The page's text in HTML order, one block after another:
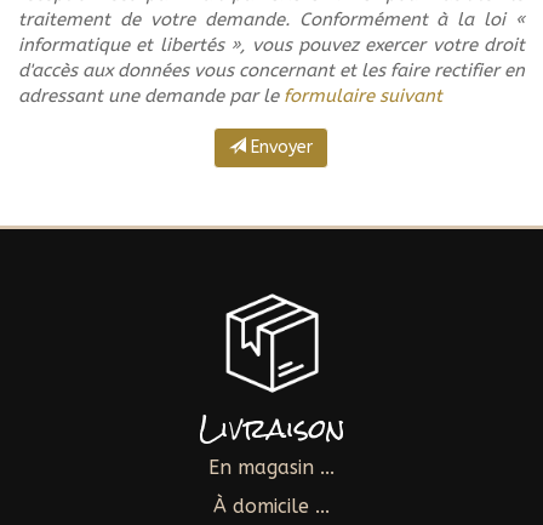
traitement de votre demande. Conformément à la loi «
informatique et libertés », vous pouvez exercer votre droit
d'accès aux données vous concernant et les faire rectifier en
adressant une demande par le formulaire suivant
Envoyer
Livraison
En magasin ...
À domicile ...